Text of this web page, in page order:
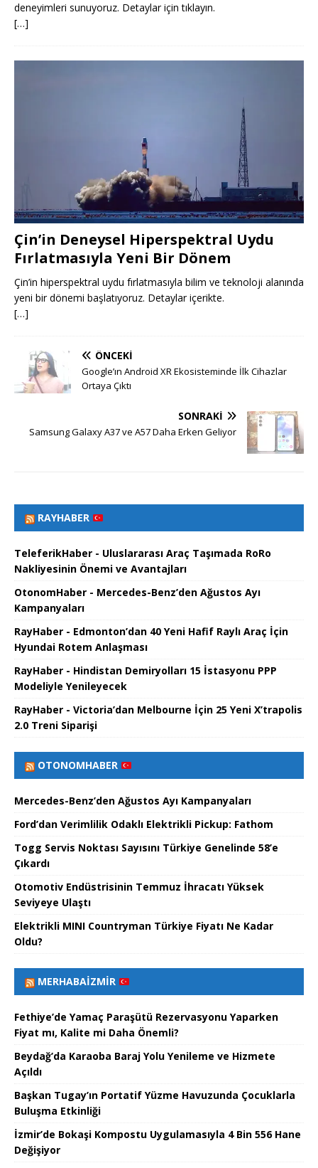
deneyimleri sunuyoruz. Detaylar için tıklayın.
[…]
Çin’in Deneysel Hiperspektral Uydu
Fırlatmasıyla Yeni Bir Dönem
Çin’in hiperspektral uydu fırlatmasıyla bilim ve teknoloji alanında
yeni bir dönemi başlatıyoruz. Detaylar içerikte.
[…]
ÖNCEKI
Google’ın Android XR Ekosisteminde İlk Cihazlar
Ortaya Çıktı
SONRAKI
Samsung Galaxy A37 ve A57 Daha Erken Geliyor
RAYHABER
TeleferikHaber - Uluslararası Araç Taşımada RoRo
Nakliyesinin Önemi ve Avantajları
OtonomHaber - Mercedes-Benz’den Ağustos Ayı
Kampanyaları
RayHaber - Edmonton’dan 40 Yeni Hafif Raylı Araç İçin
Hyundai Rotem Anlaşması
RayHaber - Hindistan Demiryolları 15 İstasyonu PPP
Modeliyle Yenileyecek
RayHaber - Victoria’dan Melbourne İçin 25 Yeni X’trapolis
2.0 Treni Siparişi
OTONOMHABER
Mercedes-Benz’den Ağustos Ayı Kampanyaları
Ford’dan Verimlilik Odaklı Elektrikli Pickup: Fathom
Togg Servis Noktası Sayısını Türkiye Genelinde 58’e
Çıkardı
Otomotiv Endüstrisinin Temmuz İhracatı Yüksek
Seviyeye Ulaştı
Elektrikli MINI Countryman Türkiye Fiyatı Ne Kadar
Oldu?
MERHABAİZMIR
Fethiye’de Yamaç Paraşütü Rezervasyonu Yaparken
Fiyat mı, Kalite mi Daha Önemli?
Beydağ’da Karaoba Baraj Yolu Yenileme ve Hizmete
Açıldı
Başkan Tugay’ın Portatif Yüzme Havuzunda Çocuklarla
Buluşma Etkinliği
İzmir’de Bokaşi Kompostu Uygulamasıyla 4 Bin 556 Hane
Değişiyor